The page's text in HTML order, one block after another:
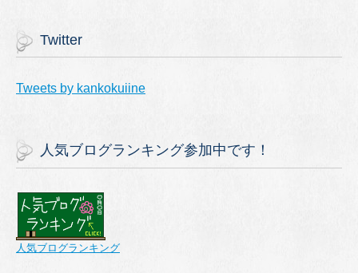
Twitter
Tweets by kankokuiine
人気ブログランキング参加中です！
人気ブログランキング